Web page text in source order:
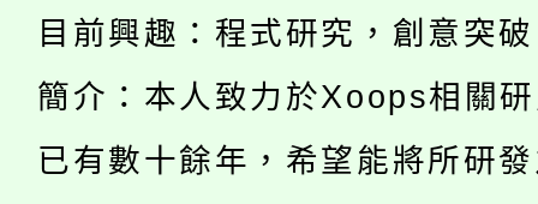
車」活動
桃園市115學年度學生
生本土語及新住民語歌
公告本校115學年度第
代理(課)教師甄選結果(
公告本校115學年度第
目前興趣：程式研究，創意突
簡介：本人致力於Xoops相關
已有數十餘年，希望能將所研